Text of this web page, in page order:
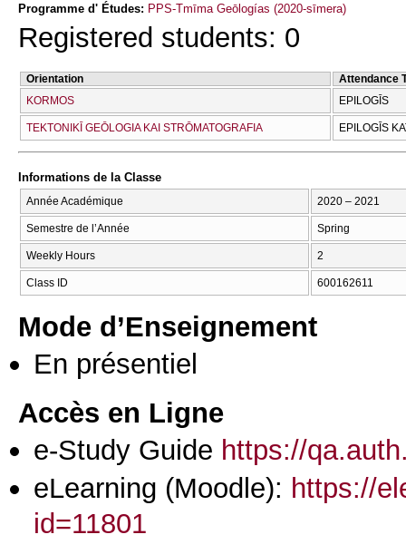
Programme d' Études: PPS-Tmīma Geōlogías (2020-sīmera)
Registered students: 0
Orientation
Attendance
KORMOS
EPILOGĪS
TEKTONIKĪ GEŌLOGIA KAI STRŌMATOGRAFIA EPILOGĪS
Informations de la Classe
Année Académique 2020 – 2021
Semestre de l’Année Spring
Weekly Hours 2
Class ID 600162611
Mode d’Enseignement
En présentiel
Accès en Ligne
e-Study Guide https://
eLearning (Moodle): https://
id=11801